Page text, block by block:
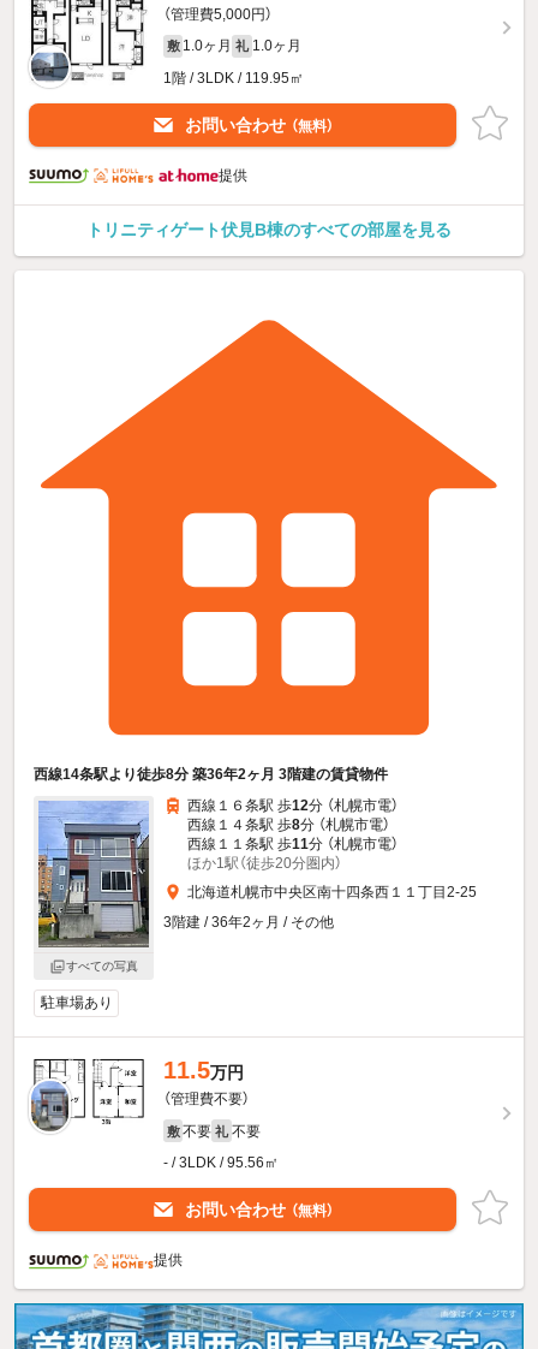
（管理費5,000円）
敷 1.0ヶ月 礼 1.0ヶ月
1階 / 3LDK / 119.95㎡
お問い合わせ （無料）
提供
トリニティゲート伏見B棟のすべての部屋を見る
西線14条駅より徒歩8分 築36年2ヶ月 3階建の賃貸物件
すべての写真
西線１６条駅 歩12分 （札幌市電）
西線１４条駅 歩8分 （札幌市電）
西線１１条駅 歩11分 （札幌市電）
ほか1駅（徒歩20分圏内）
北海道札幌市中央区南十四条西１１丁目2-25
3階建 / 36年2ヶ月 / その他
駐車場あり
11.5万円
（管理費不要）
敷 不要 礼 不要
- / 3LDK / 95.56㎡
お問い合わせ （無料）
提供